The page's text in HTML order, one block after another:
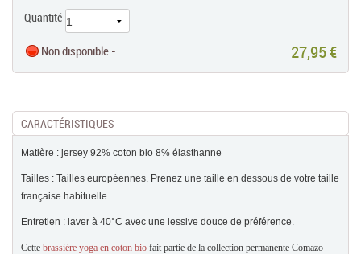
Quantité
Non disponible - 27,95 €
CARACTÉRISTIQUES
Matière : jersey 92% coton bio 8% élasthanne
Tailles : Tailles européennes. Prenez une taille en dessous de votre taille
française habituelle.
Entretien : laver à 40°C avec une lessive douce de préférence.
Cette brassière yoga en coton bio fait partie de la collection permanente Comazo